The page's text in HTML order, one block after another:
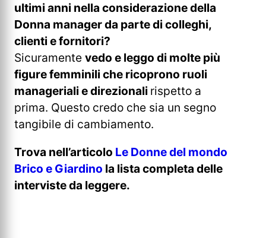
ultimi anni nella considerazione della
Donna manager da parte di colleghi,
clienti e fornitori?
Sicuramente vedo e leggo di molte più
figure femminili che ricoprono ruoli
manageriali e direzionali rispetto a
prima. Questo credo che sia un segno
tangibile di cambiamento.
Trova nell’articolo Le Donne del mondo
Brico e Giardino la lista completa delle
interviste da leggere.